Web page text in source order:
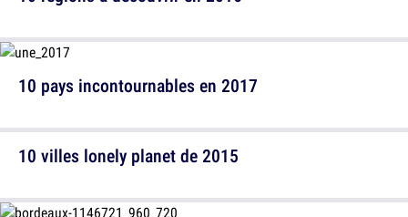
10 villes lonely planet de 2015
10 pays incontournables en 2017